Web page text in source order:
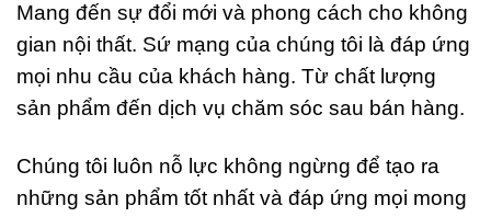
Mang đến sự đổi mới và phong cách cho không
gian nội thất. Sứ mạng của chúng tôi là đáp ứng
mọi nhu cầu của khách hàng. Từ chất lượng
sản phẩm đến dịch vụ chăm sóc sau bán hàng.
Chúng tôi luôn nỗ lực không ngừng để tạo ra
những sản phẩm tốt nhất và đáp ứng mọi mong